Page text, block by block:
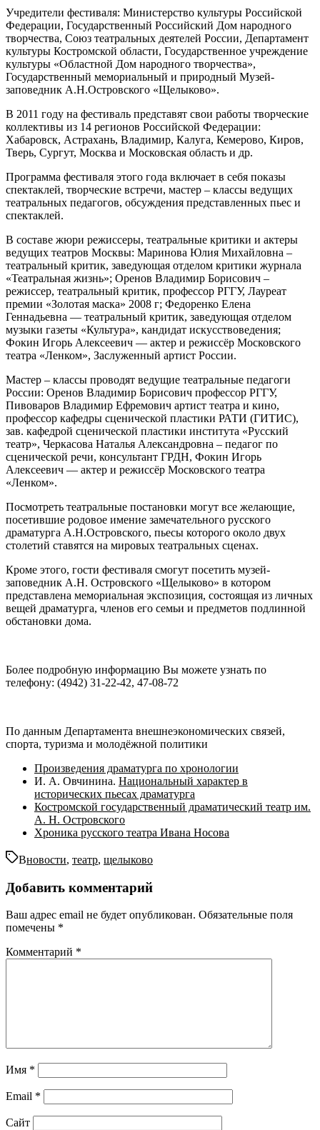
Учредители фестиваля: Министерство культуры Российской
Федерации, Государственный Российский Дом народного
творчества, Союз театральных деятелей России, Департамент
культуры Костромской области, Государственное учреждение
культуры «Областной Дом народного творчества»,
Государственный мемориальный и природный Музей-
заповедник А.Н.Островского «Щелыково».
В 2011 году на фестиваль представят свои работы творческие
коллективы из 14 регионов Российской Федерации:
Хабаровск, Астрахань, Владимир, Калуга, Кемерово, Киров,
Тверь, Сургут, Москва и Московская область и др.
Программа фестиваля этого года включает в себя показы
спектаклей, творческие встречи, мастер – классы ведущих
театральных педагогов, обсуждения представленных пьес и
спектаклей.
В составе жюри режиссеры, театральные критики и актеры
ведущих театров Москвы: Маринова Юлия Михайловна –
театральный критик, заведующая отделом критики журнала
«Театральная жизнь»; Оренов Владимир Борисович –
режиссер, театральный критик, профессор РГГУ, Лауреат
премии «Золотая маска» 2008 г; Федоренко Елена
Геннадьевна — театральный критик, заведующая отделом
музыки газеты «Культура», кандидат искусствоведения;
Фокин Игорь Алексеевич — актер и режиссёр Московского
театра «Ленком», Заслуженный артист России.
Мастер – классы проводят ведущие театральные педагоги
России: Оренов Владимир Борисович профессор РГГУ,
Пивоваров Владимир Ефремович артист театра и кино,
профессор кафедры сценической пластики РАТИ (ГИТИС),
зав. кафедрой сценической пластики института «Русский
театр», Черкасова Наталья Александровна – педагог по
сценической речи, консультант ГРДН, Фокин Игорь
Алексеевич — актер и режиссёр Московского театра
«Ленком».
Посмотреть театральные постановки могут все желающие,
посетившие родовое имение замечательного русского
драматурга А.Н.Островского, пьесы которого около двух
столетий ставятся на мировых театральных сценах.
Кроме этого, гости фестиваля смогут посетить музей-
заповедник А.Н. Островского «Щелыково» в котором
представлена мемориальная экспозиция, состоящая из личных
вещей драматурга, членов его семьи и предметов подлинной
обстановки дома.
Более подробную информацию Вы можете узнать по
телефону: (4942) 31-22-42, 47-08-72
По данным Департамента внешнеэкономических связей,
спорта, туризма и молодёжной политики
Произведения драматурга по хронологии
И. А. Овчинина. Национальный характер в
исторических пьесах драматурга
Костромской государственный драматический театр им.
А. Н. Островского
Хроника русского театра Ивана Носова
Вновости, театр, щелыково
Добавить комментарий
Ваш адрес email не будет опубликован. Обязательные поля
помечены *
Комментарий *
Имя *
Email *
Сайт